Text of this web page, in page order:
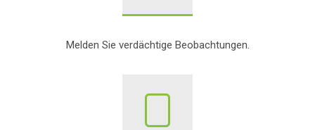
Melden Sie verdächtige Beobachtungen.